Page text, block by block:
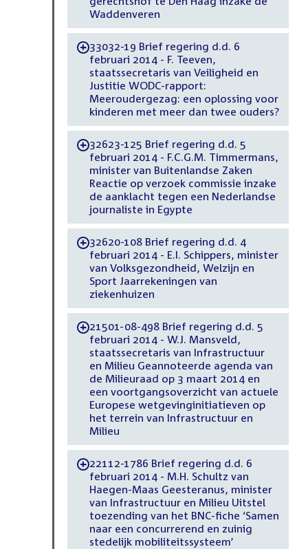
Waddenveren
-33032-19 Brief regering d.d. 6
februari 2014 - F. Teeven,
staatssecretaris van Veiligheid en
Justitie WODC-rapport:
Meeroudergezag: een oplossing voor
kinderen met meer dan twee ouders?
-32623-125 Brief regering d.d. 5
februari 2014 - F.C.G.M. Timmermans,
minister van Buitenlandse Zaken
Reactie op verzoek commissie inzake
de aanklacht tegen een Nederlandse
journaliste in Egypte
-32620-108 Brief regering d.d. 4
februari 2014 - E.I. Schippers, minister
van Volksgezondheid, Welzijn en
Sport Jaarrekeningen van
ziekenhuizen
-21501-08-498 Brief regering d.d. 5
februari 2014 - W.J. Mansveld,
staatssecretaris van Infrastructuur
en Milieu Geannoteerde agenda van
de Milieuraad op 3 maart 2014 en
een voortgangsoverzicht van actuele
Europese wetgevinginitiatieven op
het terrein van Infrastructuur en
Milieu
-22112-1786 Brief regering d.d. 6
februari 2014 - M.H. Schultz van
Haegen-Maas Geesteranus, minister
van Infrastructuur en Milieu Uitstel
toezending van het BNC-fiche ‘Samen
naar een concurrerend en zuinig
stedelijk mobiliteitssysteem’